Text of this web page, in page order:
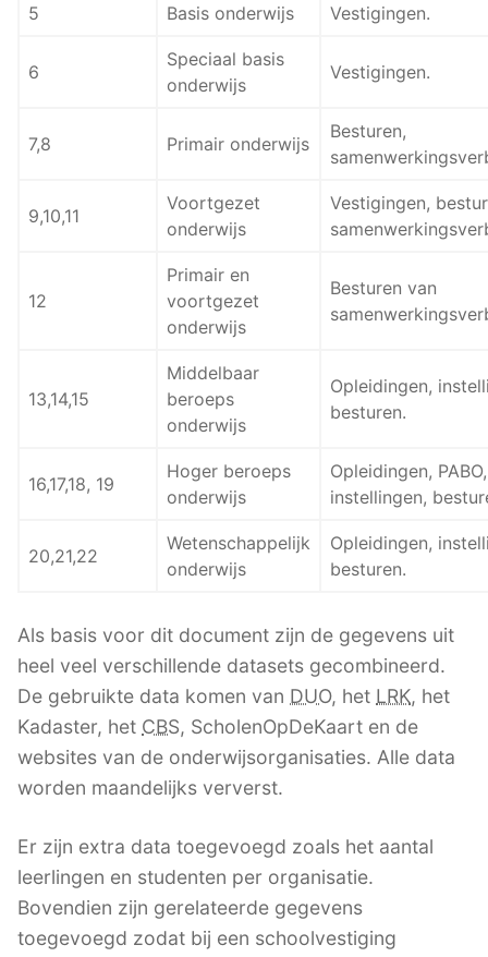
5 Basis onderwijs Vestigingen.
6
Speciaal basis
onderwijs
Vestigingen.
7,8 Primair onderwijs
Besturen,
9,10,11
Voortgezet
onderwijs
Vestigingen,
12
Primair en
voortgezet
onderwijs
Besturen van
13,14,15
Middelbaar
beroeps
onderwijs
Opleidingen,
besturen.
16,17,18, 19
Hoger beroeps
onderwijs
Opleidingen, PABO,
instellingen,
20,21,22
Wetenschappelijk
onderwijs
Opleidingen,
besturen.
Als basis voor dit document zijn de gegevens uit
heel veel verschillende datasets gecombineerd.
De gebruikte data komen van DUO, het LRK, het
Kadaster, het CBS, ScholenOpDeKaart en de
websites van de onderwijsorganisaties. Alle data
worden maandelijks ververst.
Er zijn extra data toegevoegd zoals het aantal
leerlingen en studenten per organisatie.
Bovendien zijn gerelateerde gegevens
toegevoegd zodat bij een schoolvestiging